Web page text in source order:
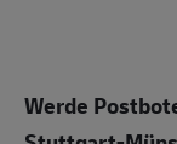
Werde